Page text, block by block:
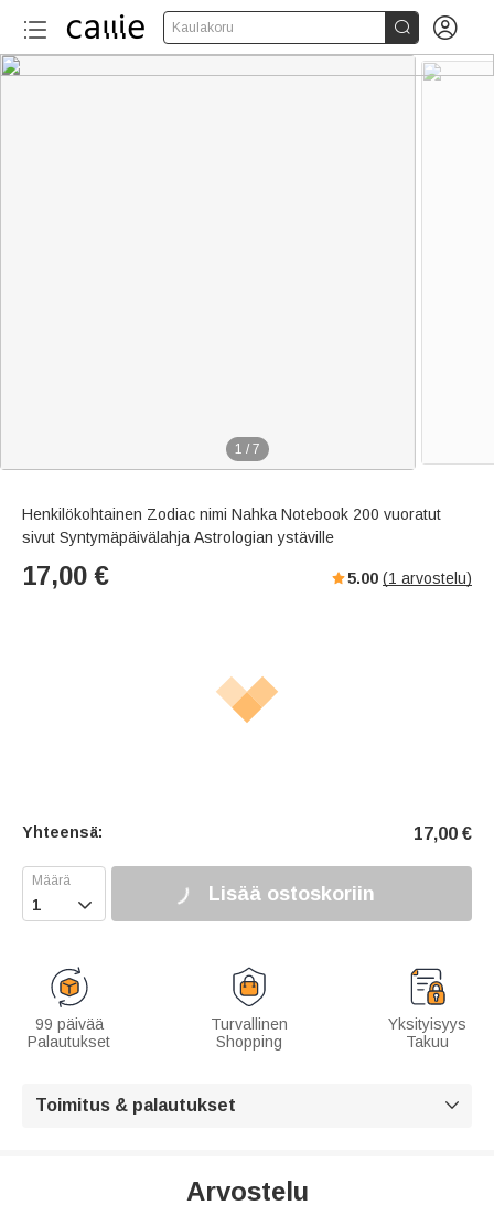
Kaulakoru  
1 / 7
Henkilökohtainen Zodiac nimi Nahka Notebook 200 vuoratut
sivut Syntymäpäivälahja Astrologian ystäville
17,00 € 5.00 (1 arvostelu)
Yhteensä: 17,00 €
 Lisää ostoskoriin
99 päivää
Palautukset
Turvallinen
Shopping
Yksityisyys
Takuu
Toimitus & palautukset 
Arvostelu